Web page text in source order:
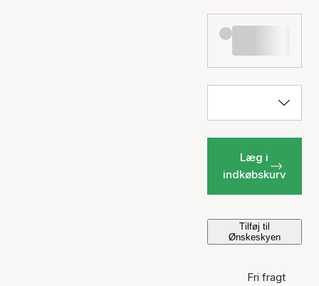
Læg i
indkøbskurv
Tilføj til
Ønskeskyen
Fri fragt